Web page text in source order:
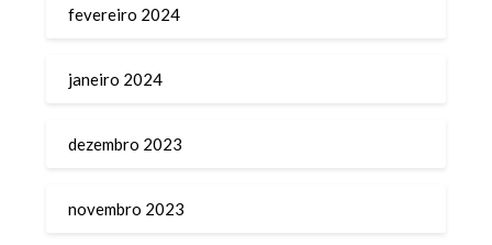
fevereiro 2024
janeiro 2024
dezembro 2023
novembro 2023